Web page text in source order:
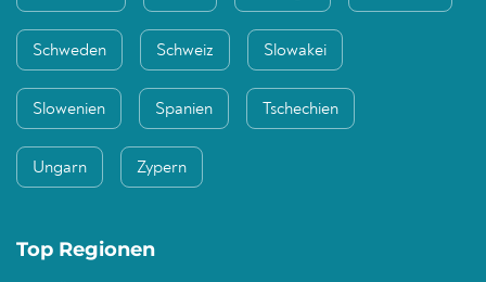
Schweden Schweiz Slowakei
Slowenien Spanien Tschechien
Ungarn Zypern
Top Regionen